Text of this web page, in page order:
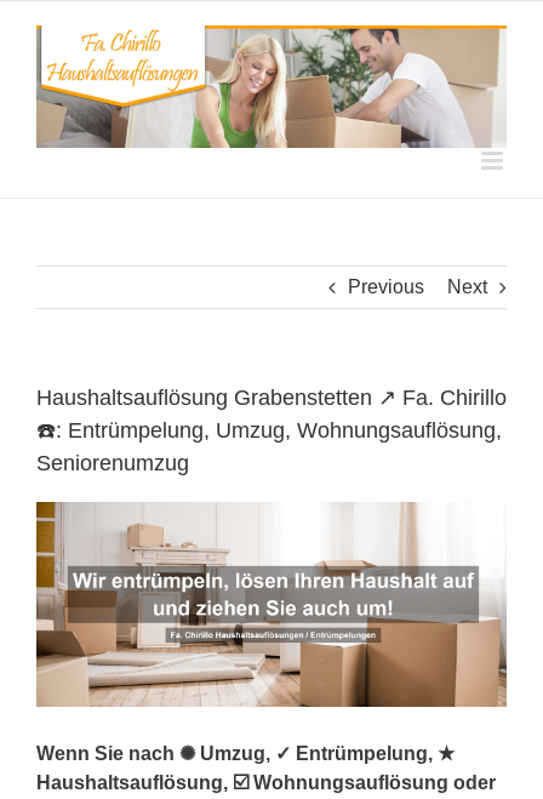
content
Previous Next
Haushaltsauflösung Grabenstetten ↗️ Fa. Chirillo
☎️: Entrümpelung, Umzug, Wohnungsauflösung,
Seniorenumzug
Wenn Sie nach ✺ Umzug, ✓ Entrümpelung, ★
Haushaltsauflösung, ☑️ Wohnungsauflösung oder